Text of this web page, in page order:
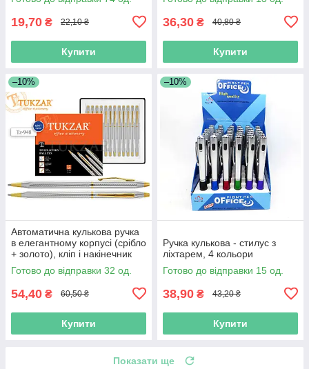
19,70 ₴ 22,10 ₴
Купити
36,30 ₴ 40,80 ₴
Купити
–10%
Автоматична кулькова ручка
в елегантному корпусі (срібло
+ золото), кліп і накінечник
глянцеві (золото).
Готово до відправки 32 од.
54,40 ₴ 60,50 ₴
Купити
–10%
Ручка кулькова - стилус з
ліхтарем, 4 кольори
Готово до відправки 15 од.
38,90 ₴ 43,20 ₴
Купити
Показати ще